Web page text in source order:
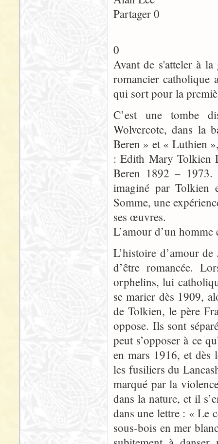
Partager 0
0
Avant de s'atteler à
romancier catholique
qui sort pour la
C’est une tombe
Wolvercote, dans la
Beren » et « Luthien
: Edith Mary Tolkien
Beren 1892 – 1973.
imaginé par Tolkien
Somme, une
ses œuvres.
L’amour d’un homme
L’histoire d’amour
d’être romancée.
orphelins, lui
se marier dès 1909,
de Tolkien, le père
oppose. Ils sont
peut s’opposer à ce
en mars 1916, et
les fusiliers du
marqué par la
dans la nature, et il
dans une lettre : « Le
sous-bois en mer